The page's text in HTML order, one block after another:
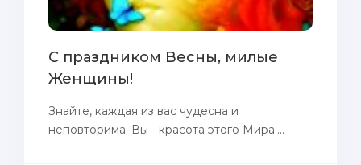
С праздником Весны, милые
Женщины!
Знайте, каждая из вас чудесна и
неповторима. Вы - красота этого Мира....